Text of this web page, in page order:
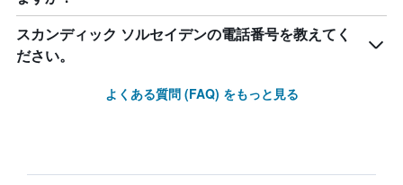
スカンディック ソルセイデンの電話番号を教えてく
ださい。
よくある質問 (FAQ) をもっと見る